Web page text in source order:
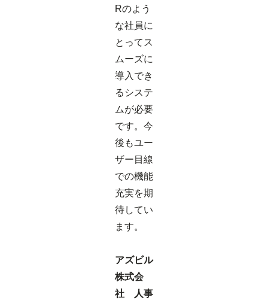
Rのよう
な社員に
とってス
ムーズに
導入でき
るシステ
ムが必要
です。今
後もユー
ザー目線
での機能
充実を期
待してい
ます。
アズビル
株式会
社 人事